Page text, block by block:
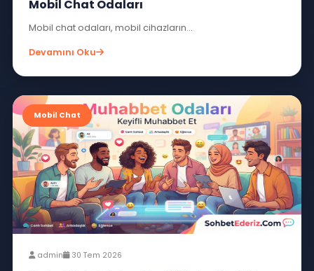
admin 1 Ağu 2026
Sohbet Ve Chat Sitesi
Merhaba sevgili okuyucular bugün sizlere,...
Devamını Oku